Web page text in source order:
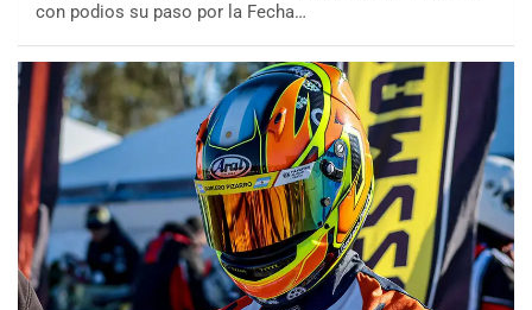
con podios su paso por la Fecha…